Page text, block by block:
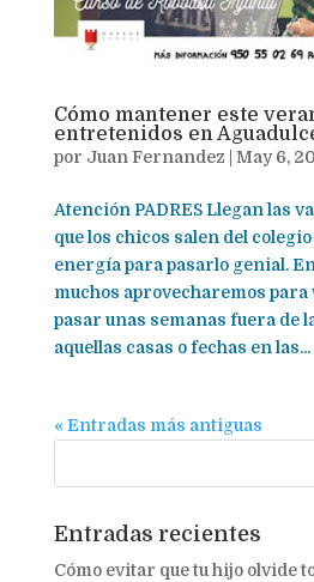
Cómo mantener este
entretenidos en
por Juan Fernandez May 6,
Atención PADRES Llegan las
que los chicos salen del
energía para pasarlo genial.
muchos aprovecharemos para
pasar unas semanas fuera de
aquellas casas o fechas en las...
« Entradas más antiguas
Entradas recientes
Cómo evitar que tu hijo olvide